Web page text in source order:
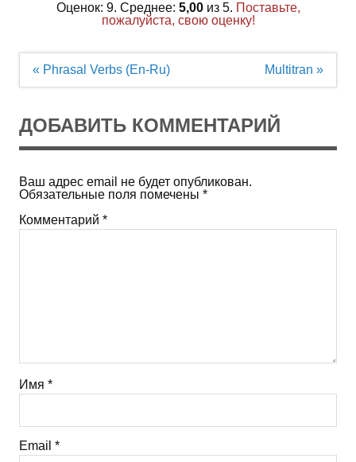
Оценок: 9. Среднее: 5,00из 5. Поставьте,
пожалуйста, свою оценку!
Навигация
« Phrasal Verbs (En-Ru) Multitran »
ДОБАВИТЬ КОММЕНТАРИЙ
Ваш адрес email не будет опубликован.
Обязательные поля помечены *
Комментарий *
Имя *
Email *